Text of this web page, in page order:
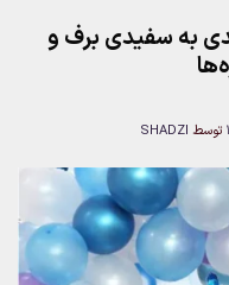
به سفیدی برف و
توسط SHADZI